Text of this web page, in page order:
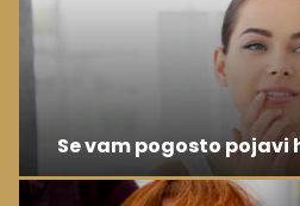
Se vam pogosto pojavi